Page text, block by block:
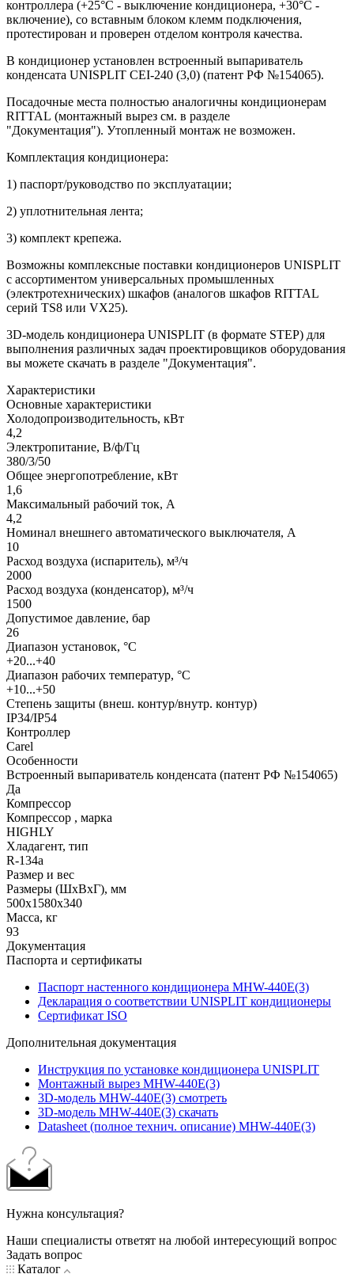
контроллера (+25°С - выключение кондиционера, +30°С -
включение), со вставным блоком клемм подключения,
протестирован и проверен отделом контроля качества.
В кондиционер установлен встроенный выпариватель
конденсата UNISPLIT CEI-240 (3,0) (патент РФ №154065).
Посадочные места полностью аналогичны кондиционерам
RITTAL (монтажный вырез см. в разделе
"Документация"). Утопленный монтаж не возможен.
Комплектация кондиционера:
1) паспорт/руководство по эксплуатации;
2) уплотнительная лента;
3) комплект крепежа.
Возможны комплексные поставки кондиционеров UNISPLIT
c ассортиментом универсальных промышленных
(электротехнических) шкафов (аналогов шкафов RITTAL
серий TS8 или VX25).
3D-модель кондиционера UNISPLIT (в формате STEP) для
выполнения различных задач проектировщиков оборудования
вы можете скачать в разделе "Документация".
Характеристики
Основные характеристики
Холодопроизводительность, кВт
4,2
Электропитание, В/ф/Гц
380/3/50
Общее энергопотребление, кВт
1,6
Максимальный рабочий ток, А
4,2
Номинал внешнего автоматического выключателя, А
10
Расход воздуха (испаритель), м³/ч
2000
Расход воздуха (конденсатор), м³/ч
1500
Допустимое давление, бар
26
Диапазон установок, °С
+20...+40
Диапазон рабочих температур, °С
+10...+50
Степень защиты (внеш. контур/внутр. контур)
IP34/IP54
Контроллер
Carel
Особенности
Встроенный выпариватель конденсата (патент РФ №154065)
Да
Компрессор
Компрессор , марка
HIGHLY
Хладагент, тип
R-134a
Размер и вес
Размеры (ШхВхГ), мм
500х1580х340
Масса, кг
93
Документация
Паспорта и сертификаты
Паспорт настенного кондиционера MHW-440E(3)
Декларация о соответствии UNISPLIT кондиционеры
Сертификат ISO
Дополнительная документация
Инструкция по установке кондиционера UNISPLIT
Монтажный вырез MHW-440E(3)
3D-модель MHW-440E(3) смотреть
3D-модель MHW-440E(3) скачать
Datasheet (полное технич. описание) MHW-440E(3)
Нужна консультация?
Наши специалисты ответят на любой интересующий вопрос
Задать вопрос
Каталог